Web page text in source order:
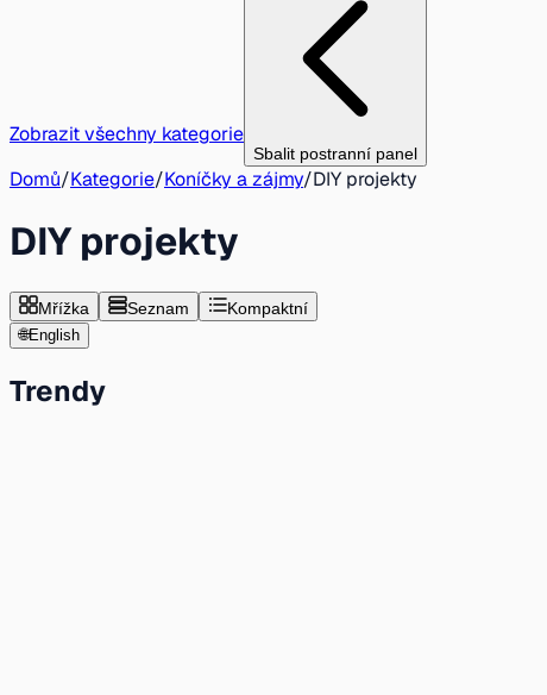
Zobrazit všechny kategorie
Sbalit postranní panel
Domů/Kategorie/Koníčky a zájmy/DIY projekty
DIY projekty
Mřížka Seznam Kompaktní
🌐English
Trendy